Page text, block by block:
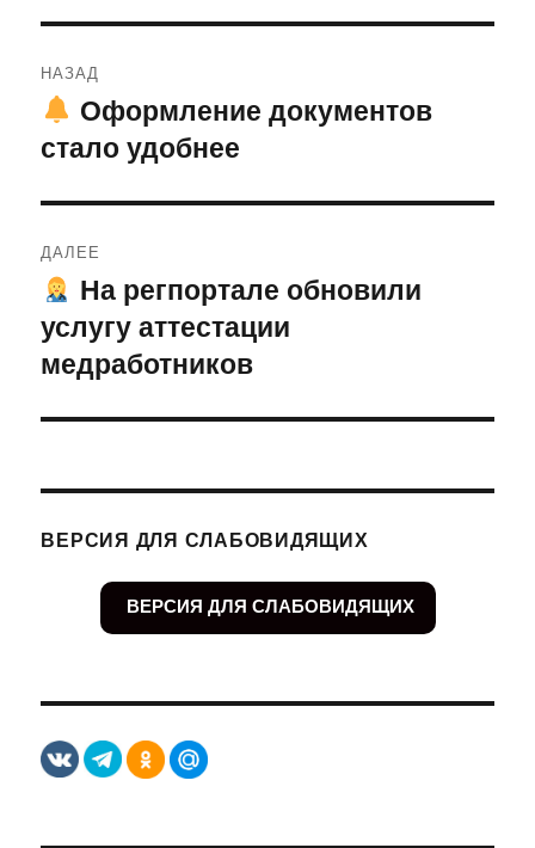
по
записям
НАЗАД
Предыдущая
запись:
Оформление документов
стало удобнее
ДАЛЕЕ
Следующая
запись:
На регпортале обновили
услугу аттестации
медработников
ВЕРСИЯ ДЛЯ СЛАБОВИДЯЩИХ
ВЕРСИЯ ДЛЯ СЛАБОВИДЯЩИХ